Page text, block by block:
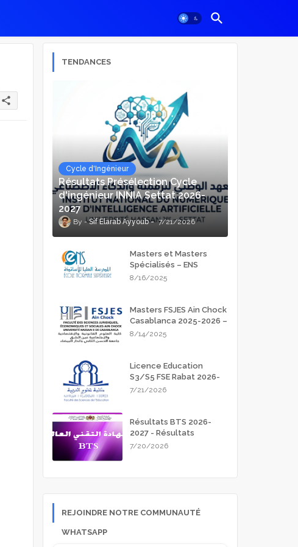
share
TENDANCES
Cycle d'Ingénieur
Résultats Présélection Cycle
d'ingénieur INNIA Settat 2026-
2027
Sif Elarab Ayyoub 7/21/2026
Masters et Masters
Spécialisés – ENS
Meknès 2025-2026
8/16/2025
Masters FSJES Ain Chock
Casablanca 2025-2026 –
Guide Complet des
8/14/2025
Licence Education
S3/S5 FSE Rabat 2026-
2027
7/21/2026
Résultats BTS 2026-
2027 - Résultats
d'admission
7/20/2026
REJOINDRE NOTRE COMMUNAUTÉ
WHATSAPP